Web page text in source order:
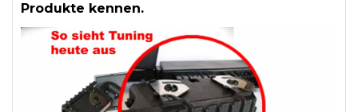
Produkte kennen.